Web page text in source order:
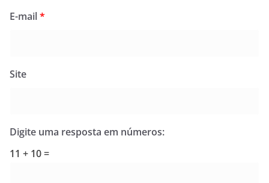
E-mail*
Site
Digite uma resposta em números:
11 + 10 =